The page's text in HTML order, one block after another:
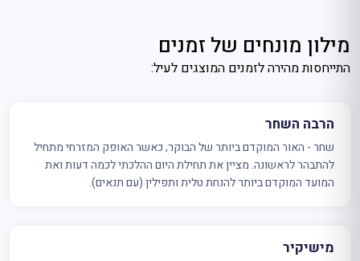
מילון מונחים של זמנים
התייחסות מהירה לזמנים המוצגים לעיל:
הרבה השחר
שחר - האור המוקדם ביותר של הבוקר, כאשר האופק המזרחי מתחיל
להתבהר לראשונה. מציין את תחילת היום ההלכתי לכמה דעות ואת
המועד המוקדם ביותר להנחת טלית ותפילין (עם תנאים).
מישיקיר